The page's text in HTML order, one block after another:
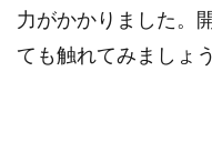
力がかかりました。
ても触れてみましょう